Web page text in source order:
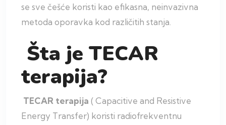
se sve češće koristi kao efikasna, neinvazivna
metoda oporavka kod različitih stanja.
Šta je TECAR
terapija?
TECAR terapija ( Capacitive and Resistive
Energy Transfer) koristi radiofrekventnu